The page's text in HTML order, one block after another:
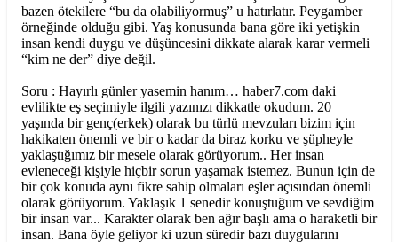
bazen ötekilere “bu da olabiliyormuş” u hatırlatır. Peygamber
örneğinde olduğu gibi. Yaş konusunda bana göre iki yetişkin
insan kendi duygu ve düşüncesini dikkate alarak karar vermeli
“kim ne der” diye değil.
Soru : Hayırlı günler yasemin hanım… haber7.com daki
evlilikte eş seçimiyle ilgili yazınızı dikkatle okudum. 20
yaşında bir genç(erkek) olarak bu türlü mevzuları bizim için
hakikaten önemli ve bir o kadar da biraz korku ve şüpheyle
yaklaştığımız bir mesele olarak görüyorum.. Her insan
evleneceği kişiyle hiçbir sorun yaşamak istemez. Bunun için de
bir çok konuda aynı fikre sahip olmaları eşler açısından önemli
olarak görüyorum. Yaklaşık 1 senedir konuştuğum ve sevdiğim
bir insan var... Karakter olarak ben ağır başlı ama o haraketli bir
insan. Bana öyle geliyor ki uzun süredir bazı duygularını